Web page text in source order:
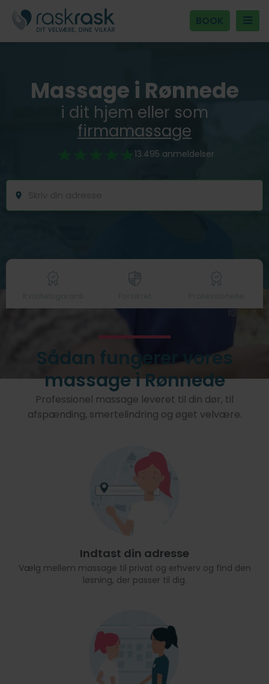
BOOK
Massage i Rønnede
i dit hjem eller som
firmamassage
13.495 anmeldelser
Sådan fungerer vores
massage i Rønnede
Professionel massage leveret til din dør, til
afspænding, smertelindring og øget velvære.
Indtast din adresse
Vælg mellem massage til privat og erhverv og find den
løsning, der passer til dig.